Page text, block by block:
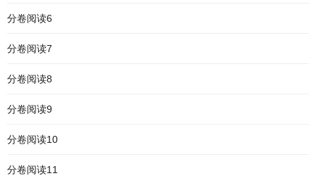
分卷阅读6
分卷阅读7
分卷阅读8
分卷阅读9
分卷阅读10
分卷阅读11